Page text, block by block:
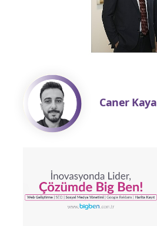
Caner Kaya